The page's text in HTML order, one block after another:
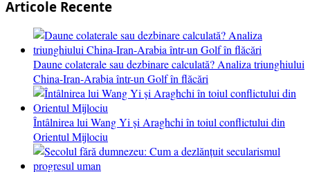
Articole Recente
Daune colaterale sau dezbinare calculată? Analiza triunghiului
China-Iran-Arabia într-un Golf în flăcări
Întâlnirea lui Wang Yi și Araghchi în toiul conflictului din
Orientul Mijlociu